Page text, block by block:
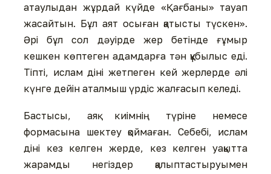
атаулыдан жұрдай күйде «Қағбаны» тауап
жасайтын. Бұл аят осыған қатысты түскен».
Әрі бұл сол дәуірде жер бетінде ғұмыр
кешкен көптеген адамдарға тән құбылыс еді.
Тіпті, ислам діні жетпеген кей жерлерде әлі
күнге дейін аталмыш үрдіс жалғасып келеді.
Бастысы, аяқ киімнің түріне немесе
формасына шектеу қоймаған. Себебі, ислам
діні кез келген жерде, кез келген уақытта
жарамды негіздер қалыптастыруымен